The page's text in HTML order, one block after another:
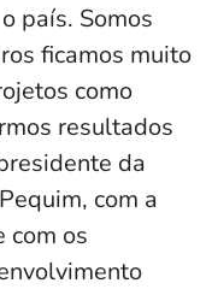
país. Somos
ficamos muito
como
resultados
da
com a
com os